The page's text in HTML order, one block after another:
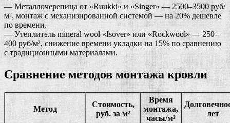
— Металлочерепица от «Ruukki» и «Singer» — 2500–3500 руб/
м², монтаж с механизированной системой — на 20% дешевле
по времени.
— Утеплитель mineral wool «Isover» или «Rockwool» — 250–
400 руб/м², снижение времени укладки на 15% по сравнению
с традиционными материалами.
Сравнение методов монтажа кровли
Метод
Стоимость,
руб. за м²
Время
монтажа,
часы/м²
лет